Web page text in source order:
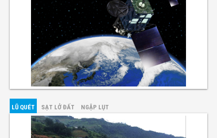
LŨ QUÉT SẠT LỞ ĐẤT NGẬP LỤT